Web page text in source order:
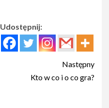
Udostępnij:
Następny
Kto w co i o co gra?